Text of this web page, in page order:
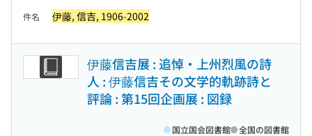
件名 伊藤, 信吉, 1906-2002
伊藤信吉展 : 追悼・上州烈風の詩
人 : 伊藤信吉その文学的軌跡詩と
評論 : 第15回企画展 : 図録
国立国会図書館 全国の図書館